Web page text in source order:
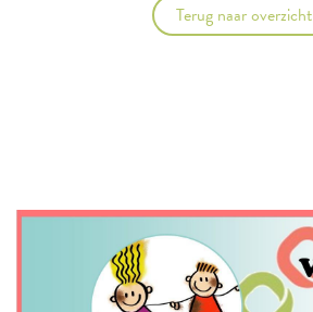
Terug naar overzicht